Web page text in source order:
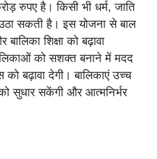
रुपए है। किसी भी धर्म, जाति
सकती है। इस योजना से बाल
शिक्षा को बढ़ावा
को सशक्त बनाने में मदद
बढ़ावा देगी। बालिकाएं उच्च
सुधार सकेंगी और आत्मनिर्भर